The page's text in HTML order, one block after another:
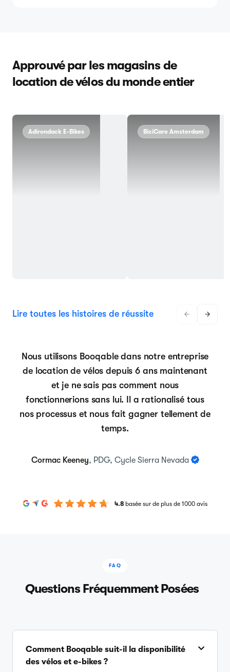
Approuvé par les magasins de
location de vélos du monde entier
Adirondack E-Bikes BiciCare Amsterdam
Lire toutes les histoires de réussite
Nous utilisons Booqable dans notre entreprise
de location de vélos depuis 6 ans maintenant
et je ne sais pas comment nous
fonctionnerions sans lui. Il a rationalisé tous
nos processus et nous fait gagner tellement de
temps.
Cormac Keeney, PDG, Cycle Sierra Nevada
4.8 basée sur de plus de 1000 avis
FAQ
Questions Fréquemment Posées
Comment Booqable suit-il la disponibilité
des vélos et e-bikes ?